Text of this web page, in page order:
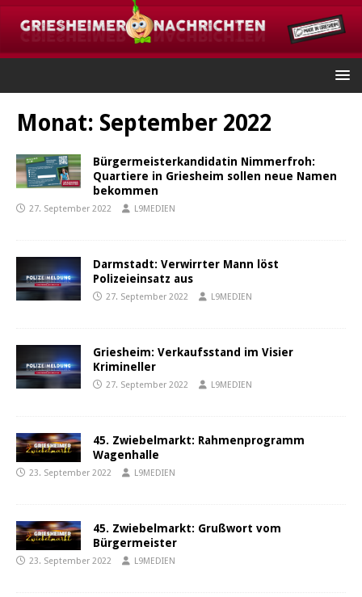
Monat: September 2022
Bürgermeisterkandidatin Nimmerfroh:
Quartiere in Griesheim sollen neue Namen
bekommen
27. September 2022 L9MEDIEN
Darmstadt: Verwirrter Mann löst
Polizeieinsatz aus
27. September 2022 L9MEDIEN
Griesheim: Verkaufsstand im Visier
Krimineller
27. September 2022 L9MEDIEN
45. Zwiebelmarkt: Rahmenprogramm
Wagenhalle
23. September 2022 L9MEDIEN
45. Zwiebelmarkt: Grußwort vom
Bürgermeister
23. September 2022 L9MEDIEN